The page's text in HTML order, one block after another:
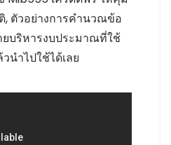
, ตัวอย่างการคำนวณข้อ
บริหารงบประมาณที่ใช้
นำไปใช้ได้เลย